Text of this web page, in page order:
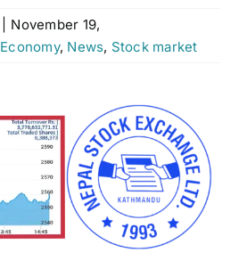
November 19,
Economy, News, Stock market